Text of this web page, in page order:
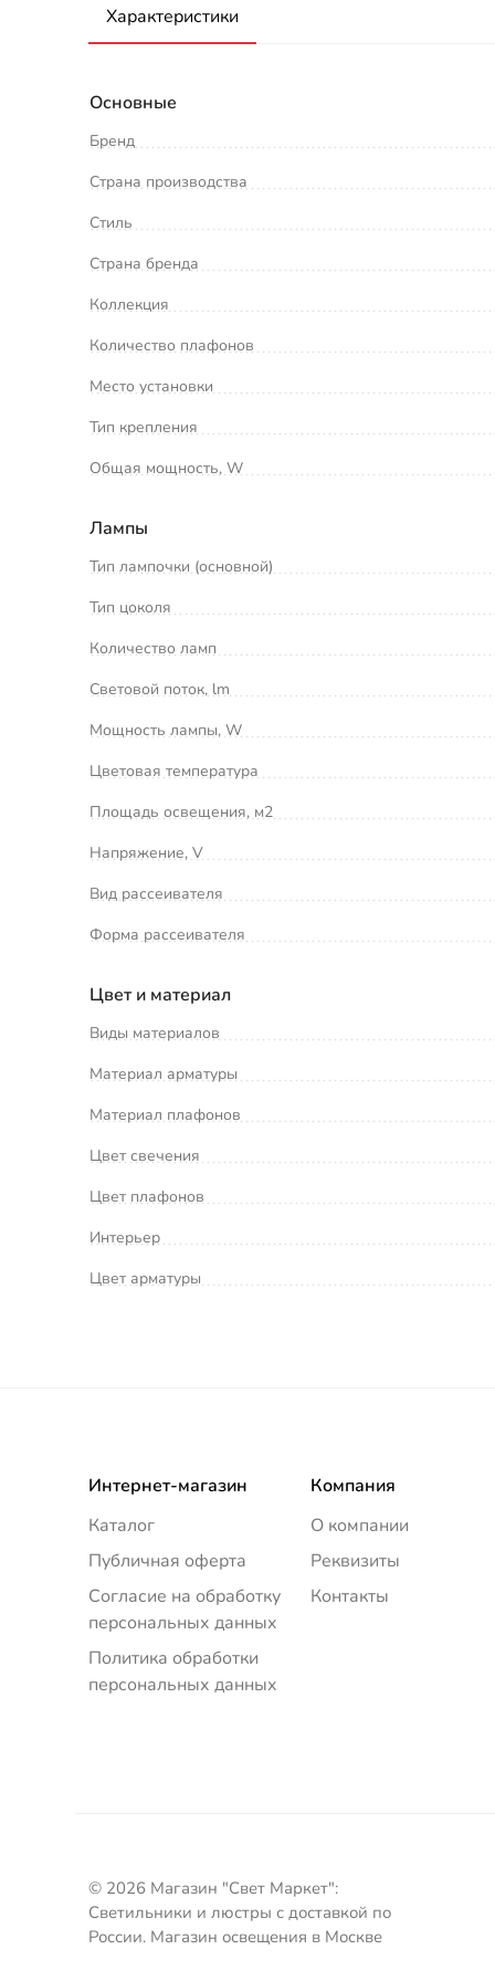
Характеристики
Основные
Бренд
Страна производства
Стиль
Страна бренда
Коллекция
Количество плафонов
Место установки
Тип крепления
Общая мощность, W
Лампы
Тип лампочки (основной)
Тип цоколя
Количество ламп
Световой поток, lm
Мощность лампы, W
Цветовая температура
Площадь освещения, м2
Напряжение, V
Вид рассеивателя
Форма рассеивателя
Цвет и материал
Виды материалов
Материал арматуры
Материал плафонов
Цвет свечения
Цвет плафонов
Интерьер
Цвет арматуры
Интернет-магазин
Каталог
Публичная оферта
Согласие на обработку
персональных данных
Политика обработки
персональных данных
Компания
О компании
Реквизиты
Контакты
© 2026 Магазин "Свет Маркет":
Светильники и люстры с доставкой по
России. Магазин освещения в Москве